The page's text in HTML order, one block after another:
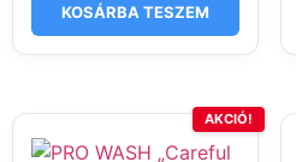
KOSÁRBA TESZEM
AKCIÓ!